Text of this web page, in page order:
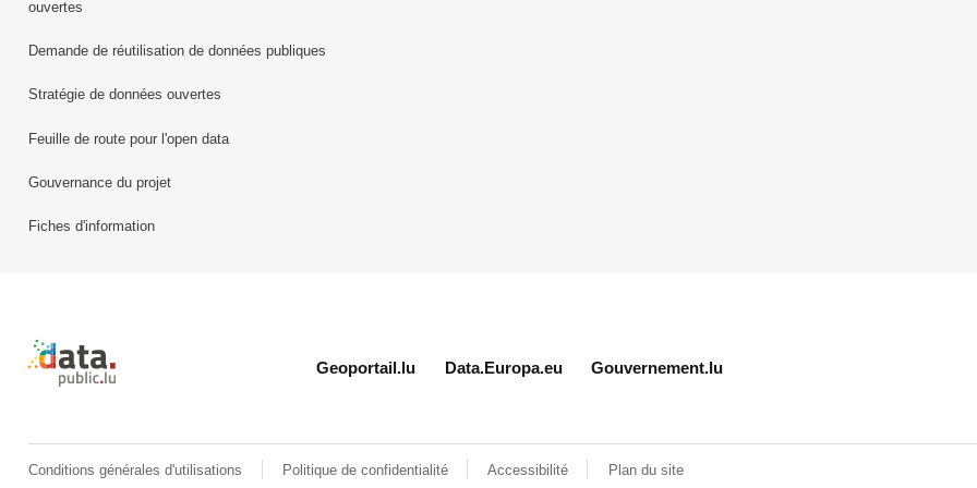
ouvertes
Demande de réutilisation de données publiques
Stratégie de données ouvertes
Feuille de route pour l'open data
Gouvernance du projet
Fiches d'information
Retour à l'accueil de data.public.lu
Geoportail.lu Data.Europa.eu Gouvernement.lu
Conditions générales d'utilisations Politique de confidentialité Accessibilité Plan du site